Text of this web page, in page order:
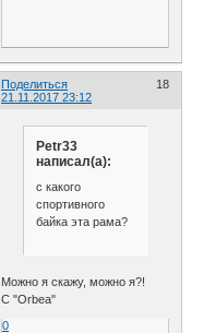
Поделиться
18
21.11.2017 23:12
Petr33
написал(а):
с какого
спортивного
байка эта рама?
Можно я скажу, можно я?!
С "Orbea"
0